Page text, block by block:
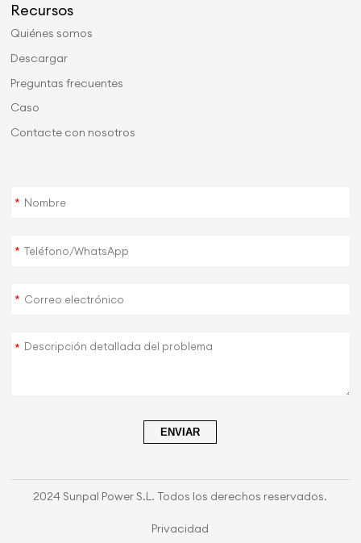
Recursos
Quiénes somos
Descargar
Preguntas frecuentes
Caso
Contacte con nosotros
*
*
*
*
ENVIAR
2024 Sunpal Power S.L. Todos los derechos reservados.
Privacidad